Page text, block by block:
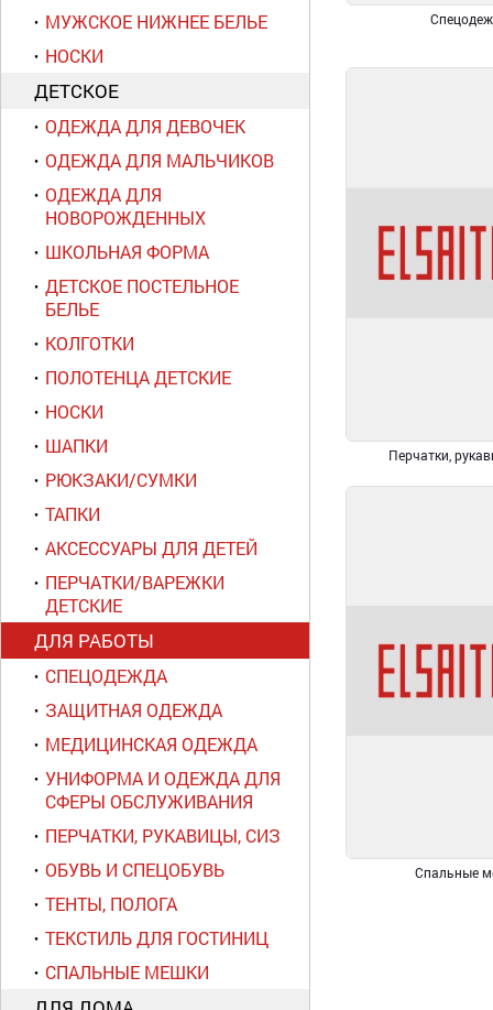
МУЖСКОЕ НИЖНЕЕ БЕЛЬЕ
НОСКИ
ДЕТСКОЕ
ОДЕЖДА ДЛЯ ДЕВОЧЕК
ОДЕЖДА ДЛЯ МАЛЬЧИКОВ
ОДЕЖДА ДЛЯ
НОВОРОЖДЕННЫХ
ШКОЛЬНАЯ ФОРМА
ДЕТСКОЕ ПОСТЕЛЬНОЕ
БЕЛЬЕ
КОЛГОТКИ
ПОЛОТЕНЦА ДЕТСКИЕ
НОСКИ
ШАПКИ
РЮКЗАКИ/СУМКИ
ТАПКИ
АКСЕССУАРЫ ДЛЯ ДЕТЕЙ
ПЕРЧАТКИ/ВАРЕЖКИ
ДЕТСКИЕ
ДЛЯ РАБОТЫ
СПЕЦОДЕЖДА
ЗАЩИТНАЯ ОДЕЖДА
МЕДИЦИНСКАЯ ОДЕЖДА
УНИФОРМА И ОДЕЖДА ДЛЯ
СФЕРЫ ОБСЛУЖИВАНИЯ
ПЕРЧАТКИ, РУКАВИЦЫ, СИЗ
ОБУВЬ И СПЕЦОБУВЬ
ТЕНТЫ, ПОЛОГА
ТЕКСТИЛЬ ДЛЯ ГОСТИНИЦ
СПАЛЬНЫЕ МЕШКИ
Перчатки,
Спальные